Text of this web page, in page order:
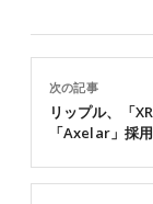
次の記事
リップル、「
「Axelar」採用